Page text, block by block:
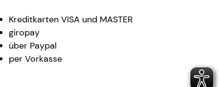
Kreditkarten VISA und MASTER
giropay
über Paypal
per Vorkasse